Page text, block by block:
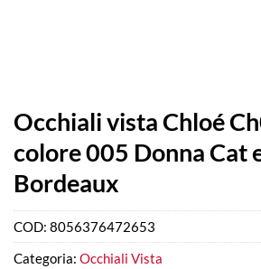
Occhiali vista Chloé
colore 005 Donna Cat
Bordeaux
COD: 8056376472653
Categoria: Occhiali Vista